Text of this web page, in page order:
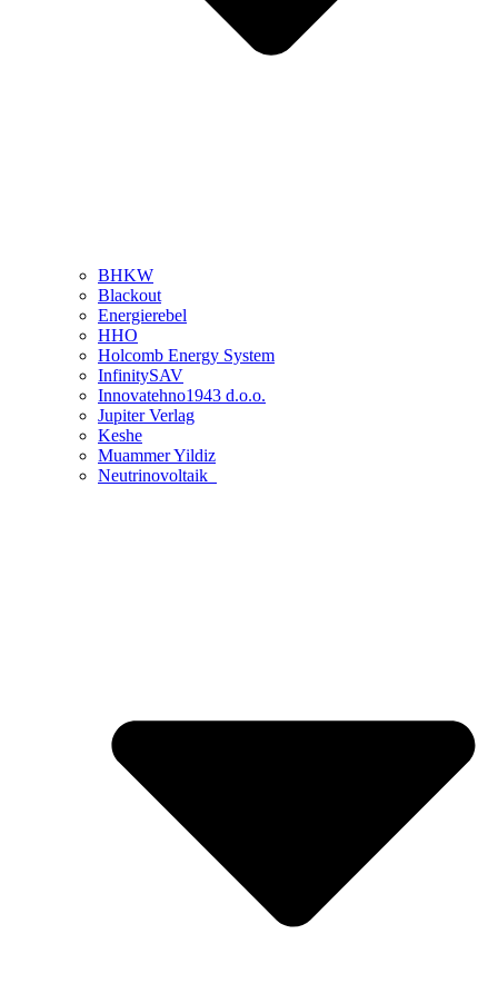
BHKW
Blackout
Energierebel
HHO
Holcomb Energy System
InfinitySAV
Innovatehno1943 d.o.o.
Jupiter Verlag
Keshe
Muammer Yildiz
Neutrinovoltaik